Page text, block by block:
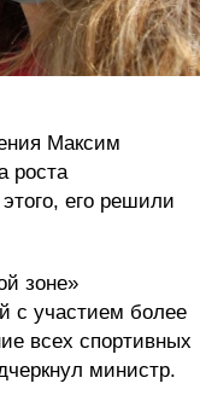
Максим
роста
его решили
зоне»
с участием более
всех спортивных
министр.